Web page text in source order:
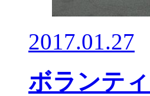
2017.01.27
ボランテ